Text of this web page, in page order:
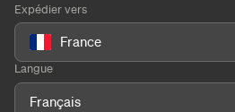
Expédier vers
France
Langue
Français